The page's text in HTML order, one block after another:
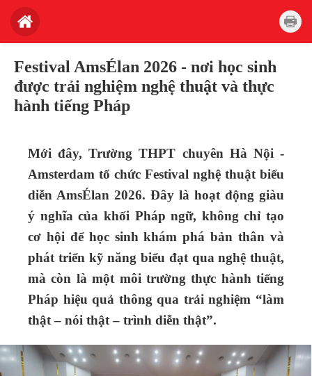
Festival AmsÉlan 2026 - nơi học sinh
được trải nghiệm nghệ thuật và thực
hành tiếng Pháp
Mới đây, Trường THPT chuyên Hà Nội -
Amsterdam tổ chức Festival nghệ thuật biểu
diễn AmsÉlan 2026. Đây là hoạt động giàu
ý nghĩa của khối Pháp ngữ, không chỉ tạo
cơ hội để học sinh khám phá bản thân và
phát triển kỹ năng biểu đạt qua nghệ thuật,
mà còn là một môi trường thực hành tiếng
Pháp hiệu quả thông qua trải nghiệm “làm
thật – nói thật – trình diễn thật”.